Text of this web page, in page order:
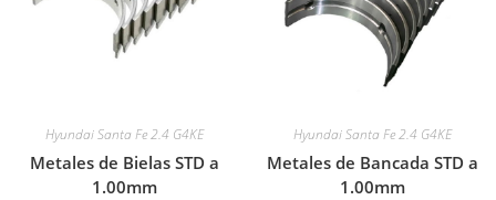
Hyundai Santa Fe 2.4 G4KE
Metales de Bielas STD a
1.00mm
Hyundai Santa Fe 2.4 G4KE
Metales de Bancada STD a
1.00mm